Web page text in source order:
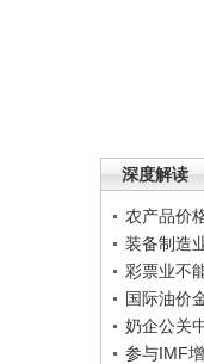
深度解读
农产品价
装备制造
彩票业不
国际油价
奶企公关
参与IMF